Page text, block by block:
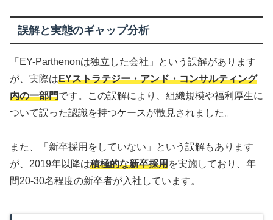
誤解と実態のギャップ分析
「EY-Parthenonは独立した会社」という誤解があります
が、実際はEYストラテジー・アンド・コンサルティング
内の一部門です。この誤解により、組織規模や福利厚生に
ついて誤った認識を持つケースが散見されました。
また、「新卒採用をしていない」という誤解もあります
が、2019年以降は積極的な新卒採用を実施しており、年
間20-30名程度の新卒者が入社しています。